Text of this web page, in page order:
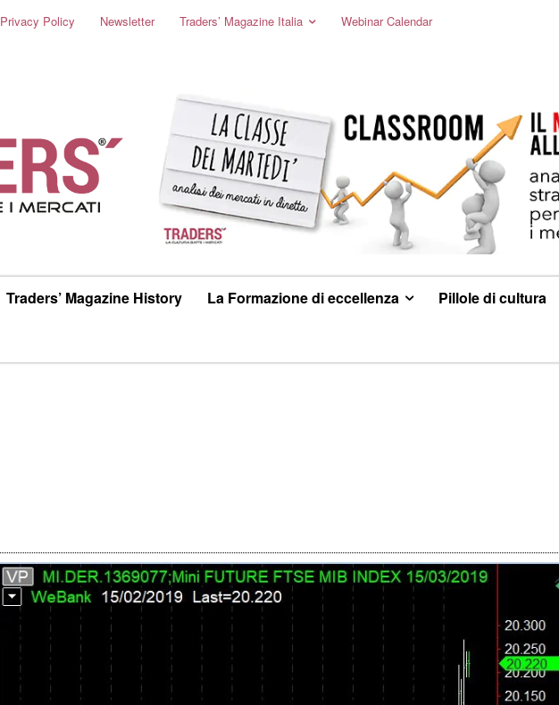
Privacy Policy Newsletter Traders’ Magazine Italia Webinar Calendar
Traders’ Magazine History La Formazione di eccellenza Pillole di cultura